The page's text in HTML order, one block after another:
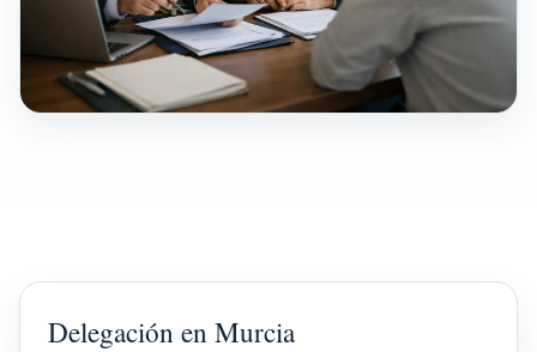
Delegación en Murcia